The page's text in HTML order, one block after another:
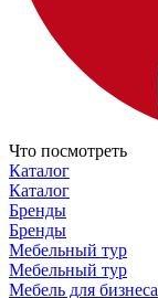
Что посмотреть
Каталог
Каталог
Бренды
Бренды
Мебельный тур
Мебельный тур
Мебель для бизнеса